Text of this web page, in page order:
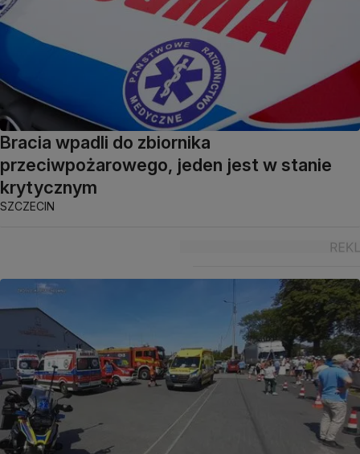
Bracia wpadli do zbiornika
przeciwpożarowego, jeden jest w stanie
krytycznym
SZCZECIN